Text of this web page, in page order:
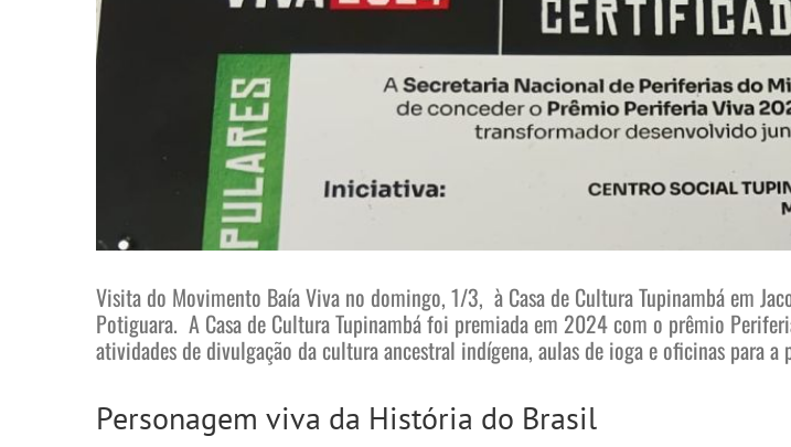
Visita do Movimento Baía Viva no domingo, 1/3, à Casa de Cultura Tupinambá em
Potiguara. A Casa de Cultura Tupinambá foi premiada em 2024 com o prêmio
atividades de divulgação da cultura ancestral indígena, aulas de ioga e oficinas para a
Personagem viva da História do Brasil